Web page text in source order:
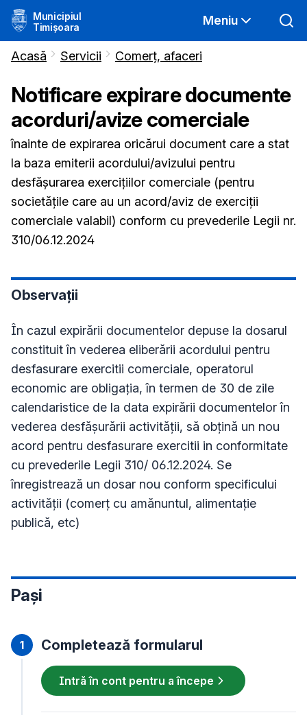
Municipiul
Timișoara
Meniu
Acasă Servicii Comerț, afaceri
Notificare expirare documente
acorduri/avize comerciale
înainte de expirarea oricărui document care a stat
la baza emiterii acordului/avizului pentru
desfășurarea exercițiilor comerciale (pentru
societățile care au un acord/aviz de exerciții
comerciale valabil) conform cu prevederile Legii nr.
310/06.12.2024
Observații
În cazul expirării documentelor depuse la dosarul
constituit în vederea eliberării acordului pentru
desfasurare exercitii comerciale, operatorul
economic are obligaţia, în termen de 30 de zile
calendaristice de la data expirării documentelor în
vederea desfăşurării activităţii, să obţină un nou
acord pentru desfasurare exercitii in conformitate
cu prevederile Legii 310/ 06.12.2024. Se
înregistrează un dosar nou conform specificului
activității (comerț cu amănuntul, alimentație
publică, etc)
Pași
Completează formularul
Intră în cont pentru a începe